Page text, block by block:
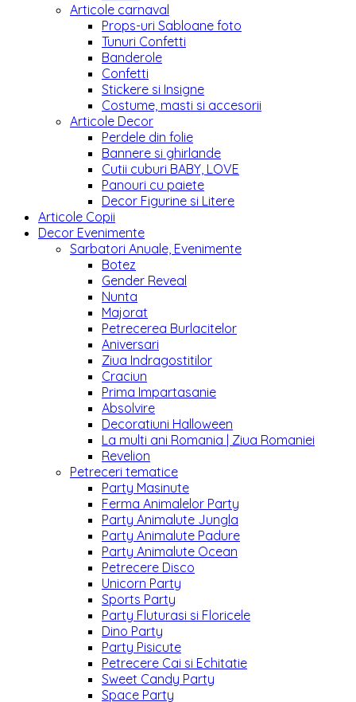
Articole carnaval
Props-uri Sabloane foto
Tunuri Confetti
Banderole
Confetti
Stickere si Insigne
Costume, masti si accesorii
Articole Decor
Perdele din folie
Bannere si ghirlande
Cutii cuburi BABY, LOVE
Panouri cu paiete
Decor Figurine si Litere
Articole Copii
Decor Evenimente
Sarbatori Anuale, Evenimente
Botez
Gender Reveal
Nunta
Majorat
Petrecerea Burlacitelor
Aniversari
Ziua Indragostitilor
Craciun
Prima Impartasanie
Absolvire
Decoratiuni Halloween
La multi ani Romania | Ziua Romaniei
Revelion
Petreceri tematice
Party Masinute
Ferma Animalelor Party
Party Animalute Jungla
Party Animalute Padure
Party Animalute Ocean
Petrecere Disco
Unicorn Party
Sports Party
Party Fluturasi si Floricele
Dino Party
Party Pisicute
Petrecere Cai si Echitatie
Sweet Candy Party
Space Party